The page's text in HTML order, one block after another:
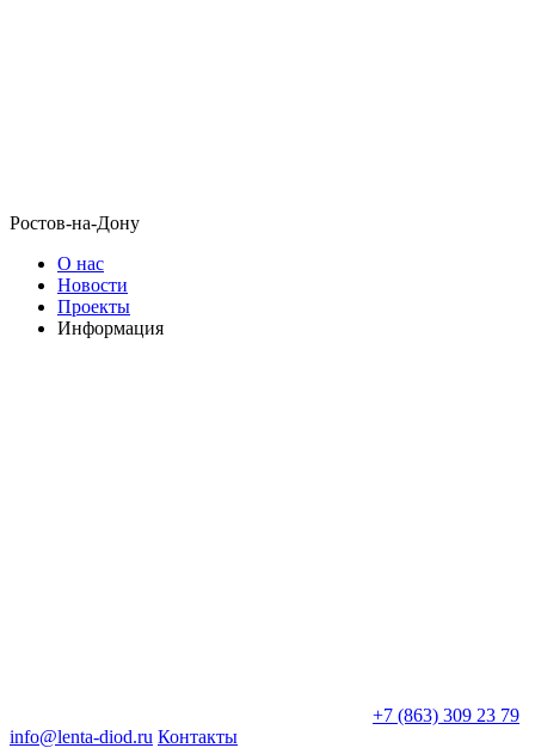
Ростов-на-Дону
О нас
Новости
Проекты
Информация
+7 (863) 309 23 79
info@lenta-diod.ru Контакты